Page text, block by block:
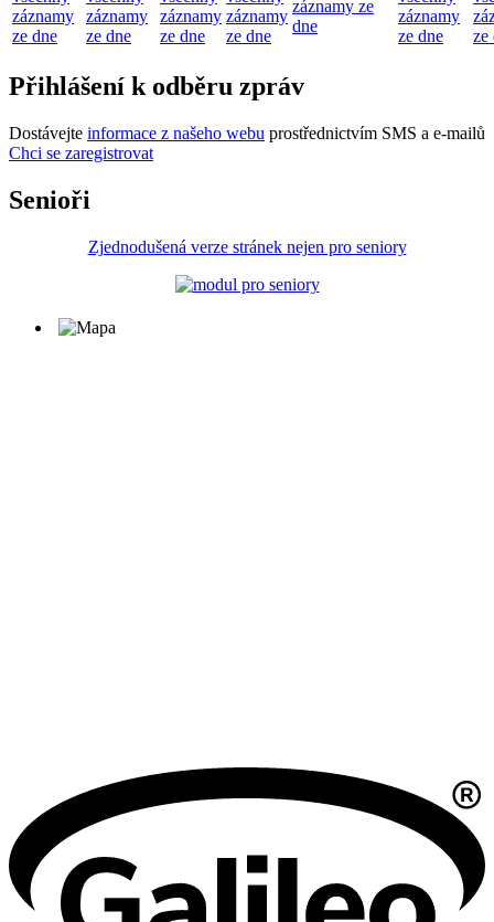
záznamy
ze dne
záznamy
ze dne
záznamy
ze dne
záznamy
ze dne
záznamy ze
dne
záznamy
ze dne
ze
Přihlášení k odběru zpráv
Dostávejte informace z našeho webu prostřednictvím SMS a e-mailů
Chci se zaregistrovat
Senioři
Zjednodušená verze stránek nejen pro seniory